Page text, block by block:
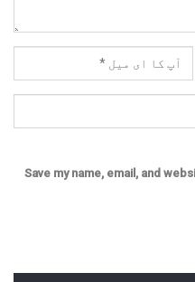
Save my name, email, and